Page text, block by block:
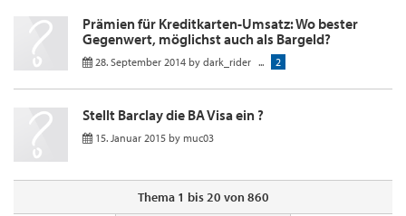
Prämien für Kreditkarten-Umsatz: Wo bester
Gegenwert, möglichst auch als Bargeld?
28. September 2014 by dark_rider ... 2
Stellt Barclay die BA Visa ein ?
15. Januar 2015 by muc03
Thema 1 bis 20 von 860